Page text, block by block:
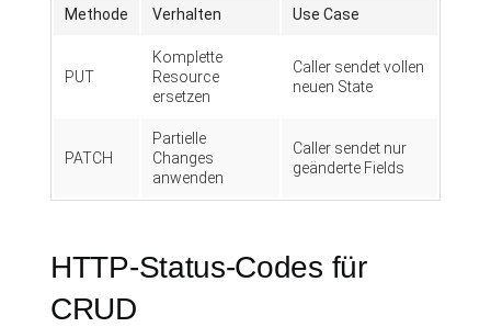
Methode Verhalten Use Case
PUT
Komplette
Resource
ersetzen
Caller sendet vollen
neuen State
PATCH
Partielle
Changes
anwenden
Caller sendet nur
geänderte Fields
HTTP-Status-Codes für
CRUD